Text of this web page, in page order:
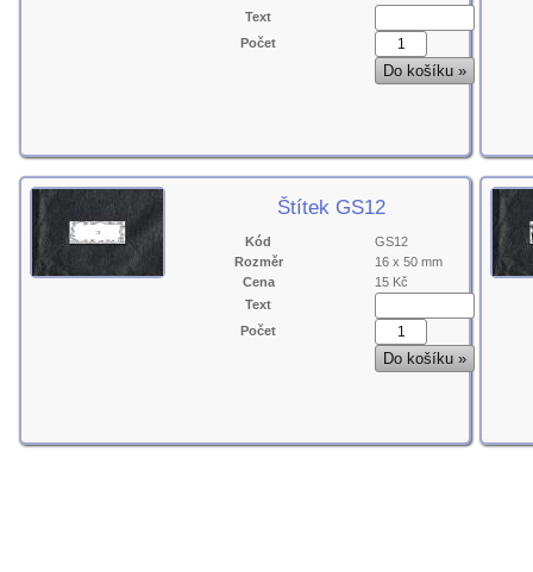
Text
Počet
Štítek GS12
Kód
GS12
Rozměr
16 x 50 mm
Cena
15 Kč
Text
Počet